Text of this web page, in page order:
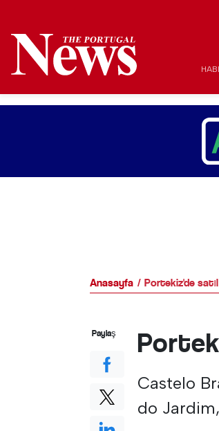
Anasayfa Portekiz'de
Castelo
do
Paylaş